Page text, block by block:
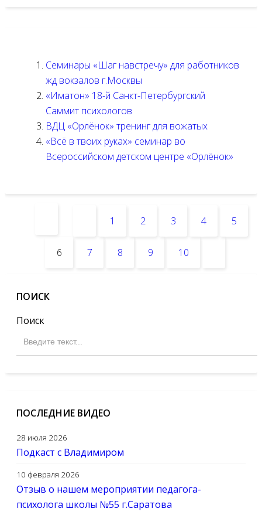
Семинары «Шаг навстречу» для работников
жд вокзалов г.Москвы
«Иматон» 18-й Санкт-Петербургский
Саммит психологов
ВДЦ «Орлёнок» тренинг для вожатых
«Всё в твоих руках» cеминар во
Всероссийском детском центре «Орлёнок»
1 2 3 4 5
6 7 8 9 10
ПОИСК
Поиск
ПОСЛЕДНИЕ ВИДЕО
28 июля 2026
Подкаст с Владимиром
10 февраля 2026
Отзыв о нашем мероприятии педагога-
психолога школы №55 г.Саратова